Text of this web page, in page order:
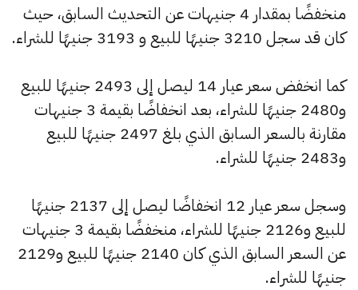
منخفضًا بمقدار 4 جنيهات عن التحديث السابق، حيث
كان قد سجل 3210 جنيهًا للبيع و 3193 جنيهًا للشراء.
كما انخفض سعر عيار 14 ليصل إلى 2493 جنيهًا للبيع
و2480 جنيهًا للشراء، بعد انخفاضًا بقيمة 3 جنيهات
مقارنة بالسعر السابق الذي بلغ 2497 جنيهًا للبيع
و2483 جنيهًا للشراء.
وسجل سعر عيار 12 انخفاضًا ليصل إلى 2137 جنيهًا
للبيع و2126 جنيهًا للشراء، منخفضًا بقيمة 3 جنيهات
عن السعر السابق الذي كان 2140 جنيهًا للبيع و2129
جنيهًا للشراء.